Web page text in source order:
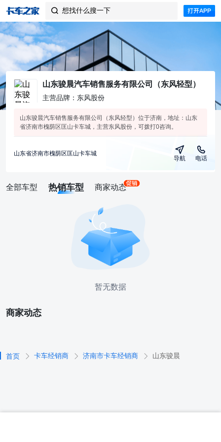
 想找什么搜一下
山东骏晨汽车销售服务有限公司（东风轻型）
主营品牌：东风股份
山东骏晨汽车销售服务有限公司（东风轻型）位于济南，地址：山东
省济南市槐荫区匡山卡车城，主营东风股份，可拨打0咨询。
山东省济南市槐荫区匡山卡车城
导航 电话
全部车型 热销车型 商家动态
暂无数据
商家动态
首页 卡车经销商 济南市卡车经销商 山东骏晨